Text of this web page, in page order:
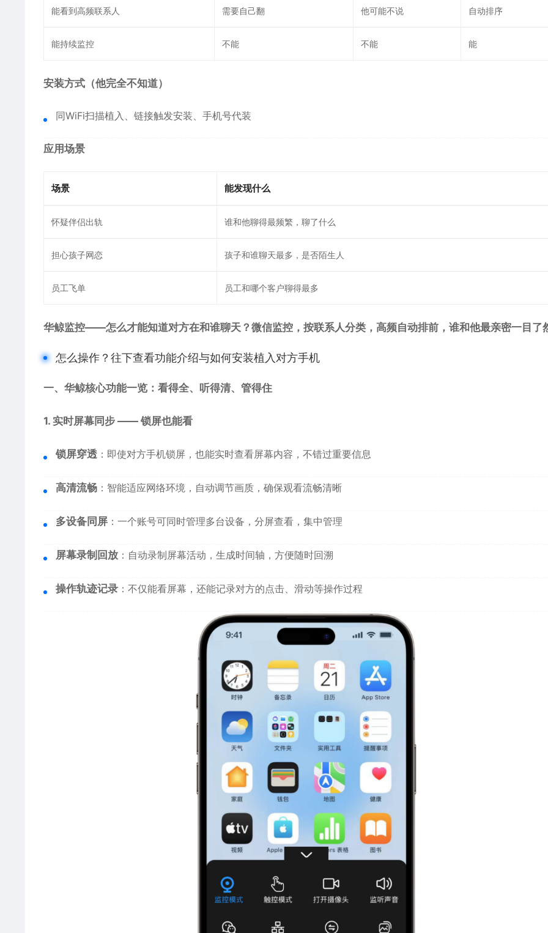
能看到高频联系人 需要自己翻 他可能不说 自动排序
能持续监控 不能 不能 能
安装方式（他完全不知道）
同WiFi扫描植入、链接触发安装、手机号代装
应用场景
场景 能发现什么
怀疑伴侣出轨 谁和他聊得最频繁，聊了什么
担心孩子网恋 孩子和谁聊天最多，是否陌生人
员工飞单 员工和哪个客户聊得最多
华鲸监控——怎么才能知道对方在和谁聊天？微信监控，按联系人分类，高频自动排前，谁和他最亲密一目了
怎么操作？往下查看功能介绍与如何安装植入对方手机
一、华鲸核心功能一览：看得全、听得清、管得住
1. 实时屏幕同步 —— 锁屏也能看
锁屏穿透 ：即使对方手机锁屏，也能实时查看屏幕内容，不错过重要信息
高清流畅 ：智能适应网络环境，自动调节画质，确保观看流畅清晰
多设备同屏 ：一个账号可同时管理多台设备，分屏查看，集中管理
屏幕录制回放 ：自动录制屏幕活动，生成时间轴，方便随时回溯
操作轨迹记录 ：不仅能看屏幕，还能记录对方的点击、滑动等操作过程